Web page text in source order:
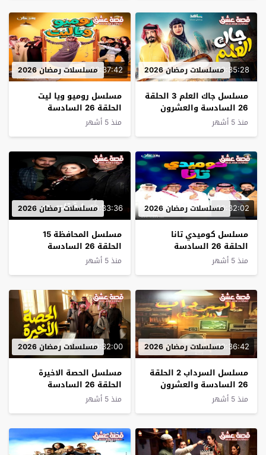
00:35:28مسلسلات رمضان 2026
مسلسل جاك العلم 3 الحلقة
26 السادسة والعشرون
منذ 5 أشهر
00:37:42مسلسلات رمضان 2026
مسلسل روميو ويا ليت
الحلقة 26 السادسة
والعشرون
منذ 5 أشهر
00:32:02مسلسلات رمضان 2026
مسلسل كوميدي تانا
الحلقة 26 السادسة
والعشرون
منذ 5 أشهر
00:33:36مسلسلات رمضان 2026
مسلسل المحافظة 15
الحلقة 26 السادسة
والعشرون
منذ 5 أشهر
00:36:42مسلسلات رمضان 2026
مسلسل السرداب 2 الحلقة
26 السادسة والعشرون
منذ 5 أشهر
00:32:00مسلسلات رمضان 2026
مسلسل الحصة الاخيرة
الحلقة 26 السادسة
والعشرون
منذ 5 أشهر